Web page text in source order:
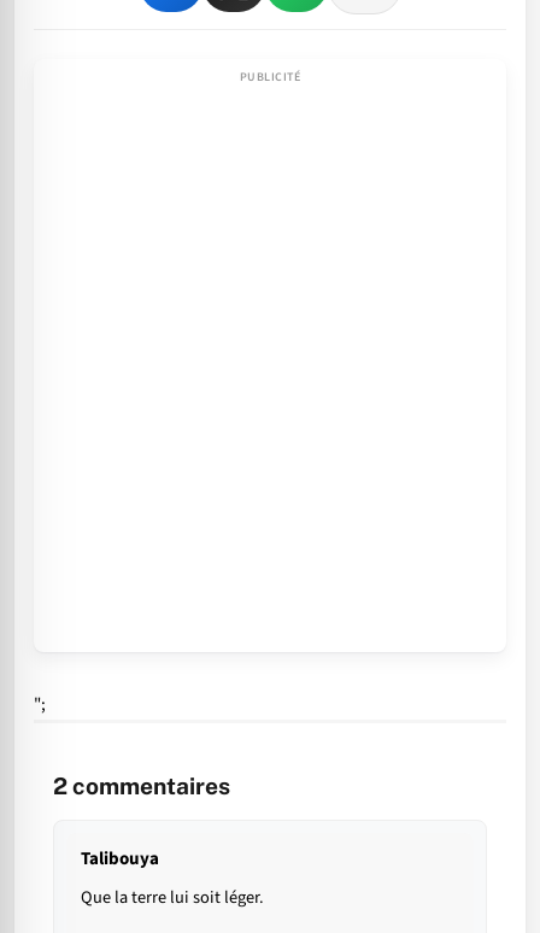
";
2commentaires
Talibouya
Que la terre lui soit léger.